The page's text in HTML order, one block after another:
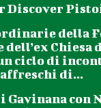
Discover
della
dell’ex Chiesa
ciclo di
di...
Gavinana con